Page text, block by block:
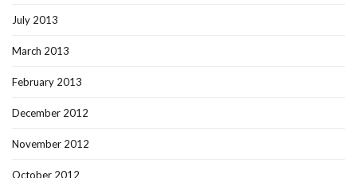
July 2013
March 2013
February 2013
December 2012
November 2012
October 2012